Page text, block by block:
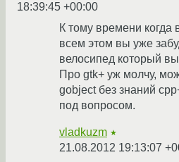
18:39:45 +00:00
К тому времени когда
всем этом вы уже
велосипед который
Про gtk+ уж молчу,
gobject без знаний
под вопросом.
vladkuzm ★
21.08.2012 19:13:07